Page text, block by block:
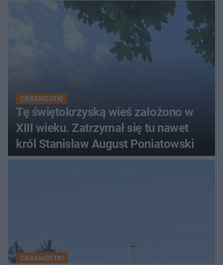
CIEKAWOSTKI
Tę świętokrzyską wieś założono w
XIII wieku. Zatrzymał się tu nawet
król Stanisław August Poniatowski
CIEKAWOSTKI